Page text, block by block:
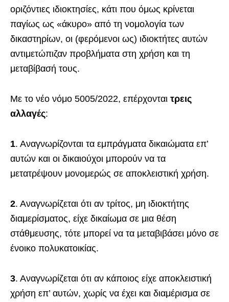
οριζόντιες ιδιοκτησίες, κάτι που όμως κρίνεται
παγίως ως «άκυρο» από τη νομολογία των
δικαστηρίων, οι (φερόμενοι ως) ιδιοκτήτες αυτών
αντιμετώπιζαν προβλήματα στη χρήση και τη
μεταβίβασή τους.
Με το νέο νόμο 5005/2022, επέρχονται τρεις
αλλαγές:
1. Αναγνωρίζονται τα εμπράγματα δικαιώματα επ’
αυτών και οι δικαιούχοι μπορούν να τα
μετατρέψουν μονομερώς σε αποκλειστική χρήση.
2. Αναγνωρίζεται ότι αν τρίτος, μη ιδιοκτήτης
διαμερίσματος, είχε δικαίωμα σε μια θέση
στάθμευσης, τότε μπορεί να τα μεταβιβάσει μόνο σε
ένοικο πολυκατοικίας.
3. Αναγνωρίζεται ότι αν κάποιος είχε αποκλειστική
χρήση επ’ αυτών, χωρίς να έχει και διαμέρισμα σε